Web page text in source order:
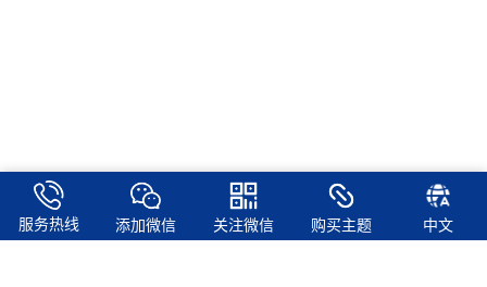
服务热线 添加微信 关注微信 购买主题 中文